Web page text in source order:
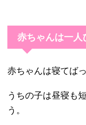
赤ちゃんは一人
赤ちゃんは寝てば
うちの子は昼寝も
う。